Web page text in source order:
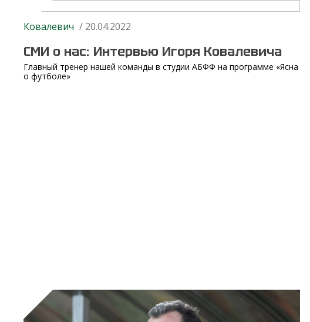
Ковалевич / 20.04.2022
СМИ о нас: Интервью Игоря Ковалевича
Главный тренер нашей команды в студии АБФФ на программе «Ясна
о футболе»